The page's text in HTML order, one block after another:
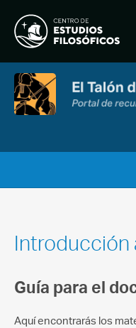
Introducción
Guía para el
Aquí encontrarás los